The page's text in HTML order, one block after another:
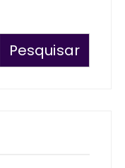
Pesquisar